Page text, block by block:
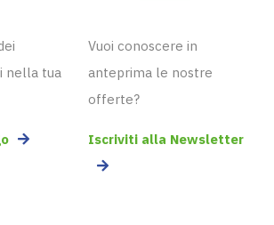
nella tua
Vuoi conoscere in
anteprima le nostre
offerte?
Iscriviti alla Newsletter